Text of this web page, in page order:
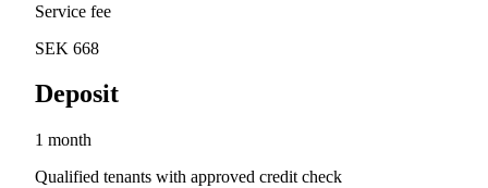
Service fee
SEK 668
Deposit
1 month
Qualified tenants with approved credit check